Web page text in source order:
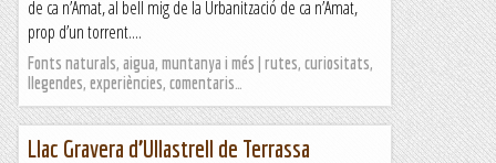
de ca n’Amat, al bell mig de la Urbanització de ca n’Amat,
prop d’un torrent....
Fonts naturals, aigua, muntanya i més | rutes, curiositats,
llegendes, experiències, comentaris…
Llac Gravera d’Ullastrell de Terrassa